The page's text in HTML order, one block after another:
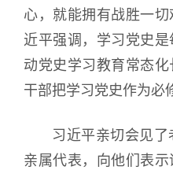
心，就能拥有战胜一
近平强调，学习党史
动党史学习教育常态化
干部把学习党史作为必
习近平亲切会见
亲属代表，向他们表示